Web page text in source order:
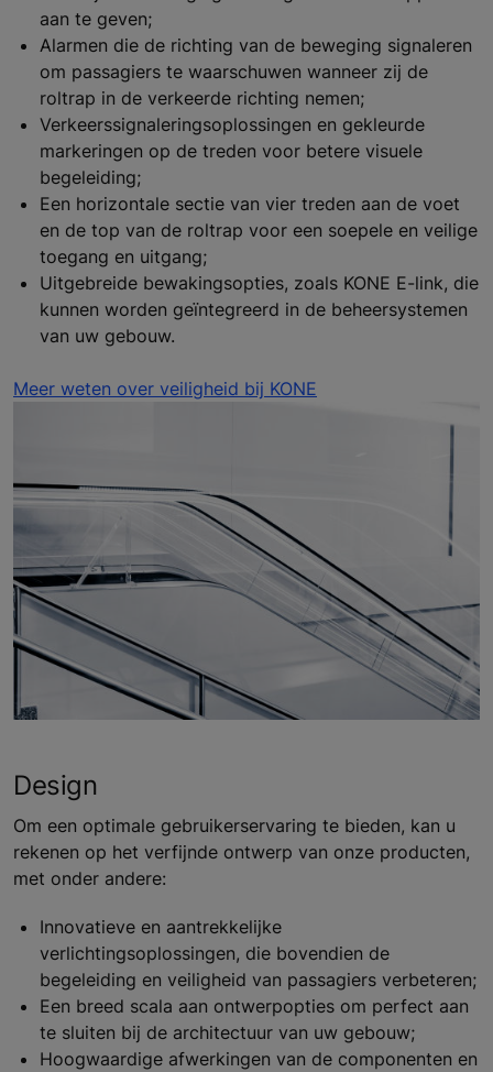
aan te geven;
Alarmen die de richting van de beweging signaleren
om passagiers te waarschuwen wanneer zij de
roltrap in de verkeerde richting nemen;
Verkeerssignaleringsoplossingen en gekleurde
markeringen op de treden voor betere visuele
begeleiding;
Een horizontale sectie van vier treden aan de voet
en de top van de roltrap voor een soepele en veilige
toegang en uitgang;
Uitgebreide bewakingsopties, zoals KONE E-link, die
kunnen worden geïntegreerd in de beheersystemen
van uw gebouw.
Meer weten over veiligheid bij KONE
Design
Om een optimale gebruikerservaring te bieden, kan u
rekenen op het verfijnde ontwerp van onze producten,
met onder andere:
Innovatieve en aantrekkelijke
verlichtingsoplossingen, die bovendien de
begeleiding en veiligheid van passagiers verbeteren;
Een breed scala aan ontwerpopties om perfect aan
te sluiten bij de architectuur van uw gebouw;
Hoogwaardige afwerkingen van de componenten en